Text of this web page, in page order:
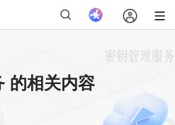
的相关内容